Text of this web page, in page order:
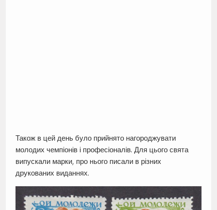
Також в цей день було прийнято нагороджувати
молодих чемпіонів і професіоналів. Для цього свята
випускали марки, про нього писали в різних
друкованих виданнях.